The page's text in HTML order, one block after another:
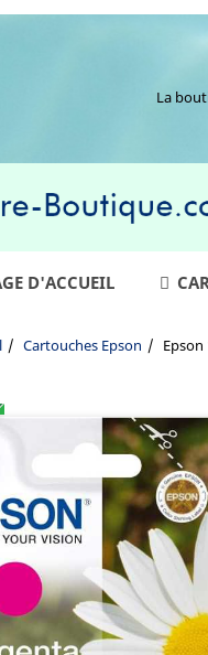
La
D'ACCUEIL
Cartouches Epson